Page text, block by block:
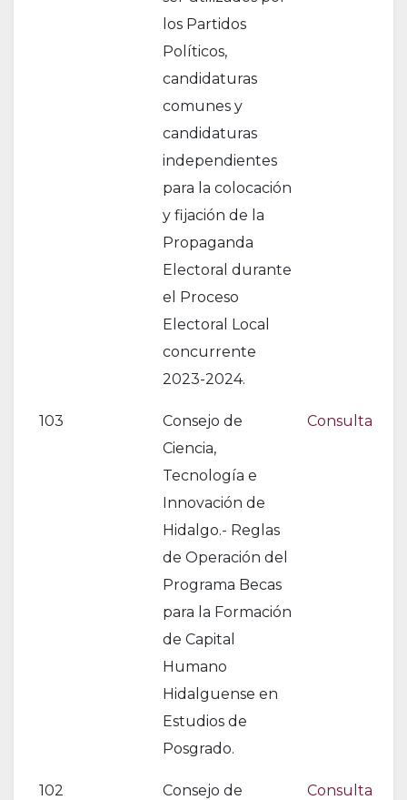
los Partidos
Políticos,
candidaturas
comunes y
candidaturas
independientes
para la colocación
y fijación de la
Propaganda
Electoral durante
el Proceso
Electoral Local
concurrente
2023-2024.
103
Consejo de
Ciencia,
Tecnología e
Innovación de
Hidalgo.- Reglas
de Operación del
Programa Becas
para la Formación
de Capital
Humano
Hidalguense en
Estudios de
Posgrado.
Consulta
102
Consejo de
Consulta